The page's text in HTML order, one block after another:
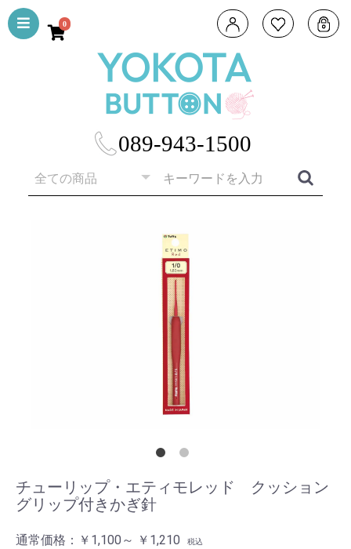
089-943-1500
0
チューリップ・エティモレッド クッション
グリップ付きかぎ針
通常価格： ￥1,100～ ￥1,210 税込